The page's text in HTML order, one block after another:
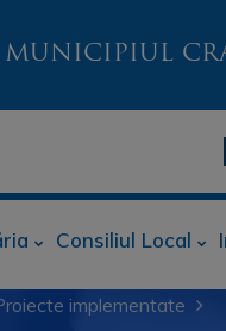
MUNICIPIUL
Consiliul Local
implementate